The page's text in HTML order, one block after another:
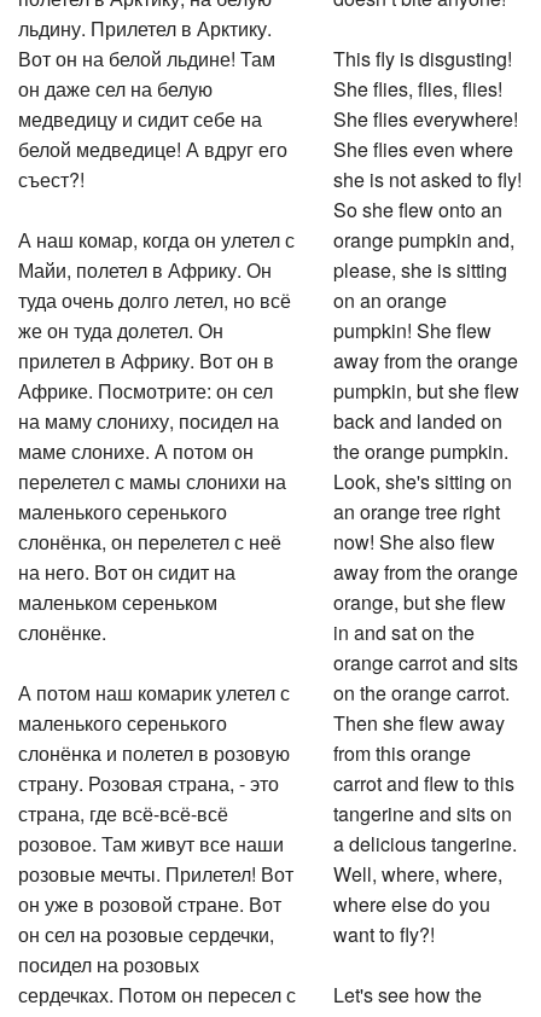
льдину. Прилетел в Арктику.
Вот он на белой льдине! Там
он даже сел на белую
медведицу и сидит себе на
белой медведице! А вдруг его
съест?!
А наш комар, когда он улетел с
Майи, полетел в Африку. Он
туда очень долго летел, но всё
же он туда долетел. Он
прилетел в Африку. Вот он в
Африке. Посмотрите: он сел
на маму слониху, посидел на
маме слонихе. А потом он
перелетел с мамы слонихи на
маленького серенького
слонёнка, он перелетел с неё
на него. Вот он сидит на
маленьком сереньком
слонёнке.
А потом наш комарик улетел с
маленького серенького
слонёнка и полетел в розовую
страну. Розовая страна, - это
страна, где всё-всё-всё
розовое. Там живут все наши
розовые мечты. Прилетел! Вот
он уже в розовой стране. Вот
он сел на розовые сердечки,
посидел на розовых
сердечках. Потом он пересел с
This fly is disgusting!
She flies, flies, flies!
She flies everywhere!
She flies even where
she is not asked to fly!
So she flew onto an
orange pumpkin and,
please, she is sitting
on an orange
pumpkin! She flew
away from the orange
pumpkin, but she flew
back and landed on
the orange pumpkin.
Look, she's sitting on
an orange tree right
now! She also flew
away from the orange
orange, but she flew
in and sat on the
orange carrot and sits
on the orange carrot.
Then she flew away
from this orange
carrot and flew to this
tangerine and sits on
a delicious tangerine.
Well, where, where,
where else do you
want to fly?!
Let's see how the